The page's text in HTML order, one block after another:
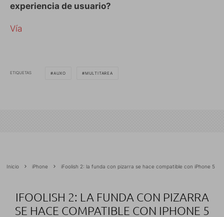
experiencia de usuario?
Vía
ETIQUETAS AUXO MULTITAREA
Inicio iPhone iFoolish 2: la funda con pizarra se hace compatible con iPhone 5
IFOOLISH 2: LA FUNDA CON PIZARRA
SE HACE COMPATIBLE CON IPHONE 5